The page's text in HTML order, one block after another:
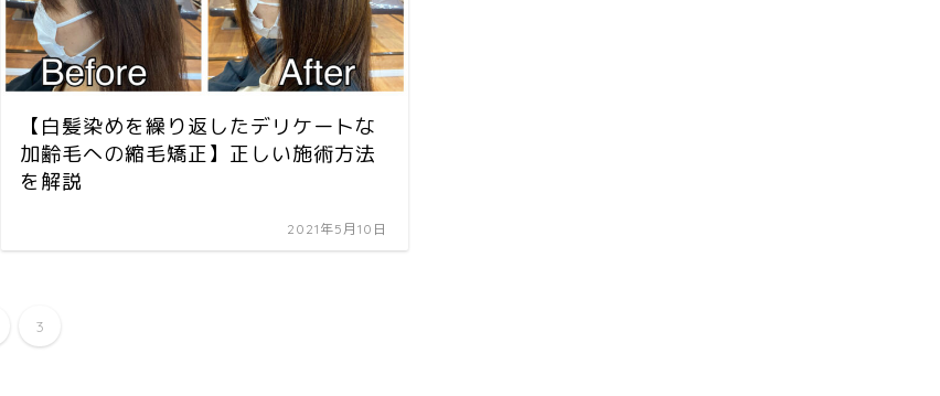
【白髪染めを繰り返したデリケートな
加齢毛への縮毛矯正】正しい施術方法
を解説
2021年5月10日
3